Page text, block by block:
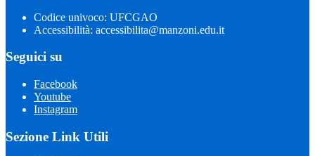
Codice univoco: UFCGAO
Accessibilità: accessibilita@manzoni.edu.it
Seguici su
Facebook
Youtube
Instagram
Sezione Link Utili